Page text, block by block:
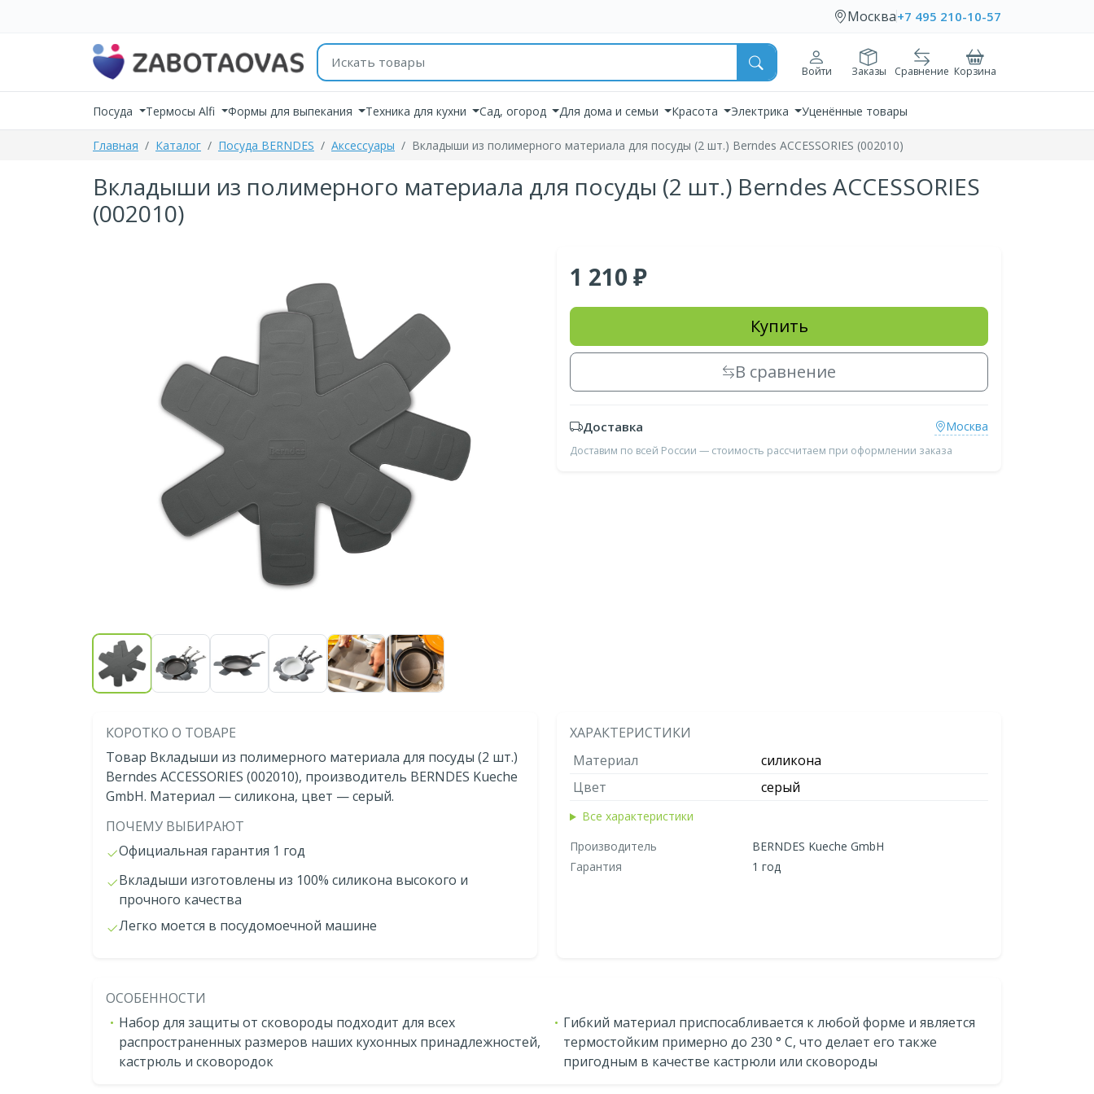
Москва+7 495 210-10-57
Поиск товаров
Войти Заказы Сравнение Корзина
Посуда Термосы Alfi Формы для выпекания Техника для кухни Сад, огород Для дома и семьи Красота Электрика Уценённые товары
Главная Каталог Посуда BERNDES Аксессуары Вкладыши из полимерного материала для посуды (2 шт.) Berndes ACCESSORIES (002010)
Вкладыши из полимерного материала для посуды (2 шт.) Berndes ACCESSORIES
(002010)
1 210
Купить
В сравнение
Доставка Москва
Доставим по всей России — стоимость рассчитаем при оформлении заказа
КОРОТКО О ТОВАРЕ
Товар Вкладыши из полимерного материала для посуды (2 шт.)
Berndes ACCESSORIES (002010), производитель BERNDES Kueche
GmbH. Материал — силикона, цвет — серый.
ПОЧЕМУ ВЫБИРАЮТ
Официальная гарантия 1 год
Вкладыши изготовлены из 100% силикона высокого и
прочного качества
Легко моется в посудомоечной машине
ХАРАКТЕРИСТИКИ
Материал
силикона
Цвет
серый
Все характеристики
Производитель
BERNDES Kueche GmbH
Гарантия
1 год
ОСОБЕННОСТИ
Набор для защиты от сковороды подходит для всех
распространенных размеров наших кухонных принадлежностей,
кастрюль и сковородок
Гибкий материал приспосабливается к любой форме и является
термостойким примерно до 230 ° C, что делает его также
пригодным в качестве кастрюли или сковороды